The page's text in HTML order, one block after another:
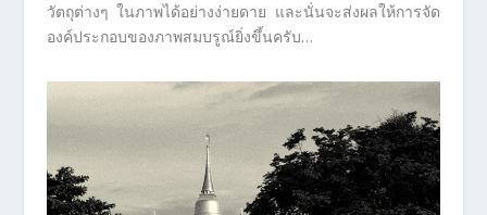
วัตถุต่างๆ ในภาพได้อย่างง่ายดาย และนั่นจะส่งผลให้การจัด
องค์ประกอบของภาพสมบรูณ์ยิ่งขึ้นครับ…